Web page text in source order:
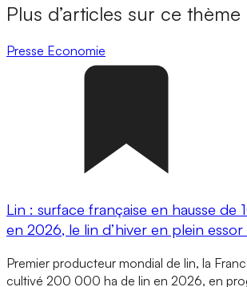
Plus d’articles sur ce thème
Presse Economie
Lin : surface française en hausse de
en 2026, le lin d’hiver en plein essor
Premier producteur mondial de lin, la
cultivé 200 000 ha de lin en 2026, en